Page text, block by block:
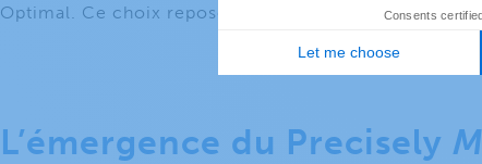
Optimal. Ce choix repose essentiellement sur le
L’émergence du Precisely